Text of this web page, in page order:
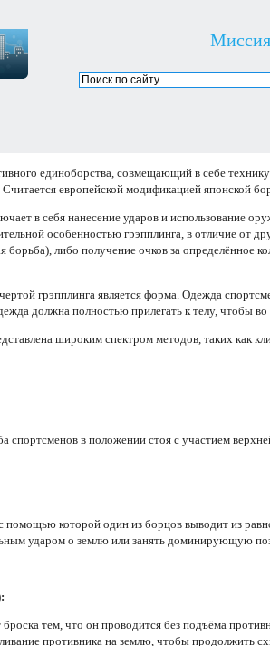
Миссия
единоборства, совмещающий в себе
европейской модификацией японской
в себя нанесение ударов и использование
особенностью грэпплинга, в отличие от
борьба), либо получение очков за определённое
грэпплинга является форма. Одежда
должна полностью прилегать к телу, чтобы
широким спектром методов, таких как
спортсменов в положении стоя с участием
помощью которой один из борцов выводит из
ударом о землю или занять доминирующую
броска тем, что он проводится без подъёма
противника на землю, чтобы продолжить